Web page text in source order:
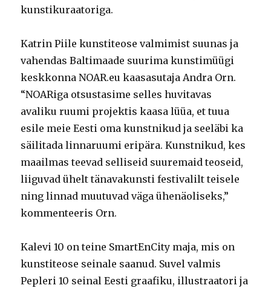
kunstikuraatoriga.
Katrin Piile kunstiteose valmimist suunas ja
vahendas Baltimaade suurima kunstimüügi
keskkonna NOAR.eu kaasasutaja Andra Orn.
“NOARiga otsustasime selles huvitavas
avaliku ruumi projektis kaasa lüüa, et tuua
esile meie Eesti oma kunstnikud ja seeläbi ka
säilitada linnaruumi eripära. Kunstnikud, kes
maailmas teevad selliseid suuremaid teoseid,
liiguvad ühelt tänavakunsti festivalilt teisele
ning linnad muutuvad väga ühenäoliseks,”
kommenteeris Orn.
Kalevi 10 on teine SmartEnCity maja, mis on
kunstiteose seinale saanud. Suvel valmis
Pepleri 10 seinal Eesti graafiku, illustraatori ja